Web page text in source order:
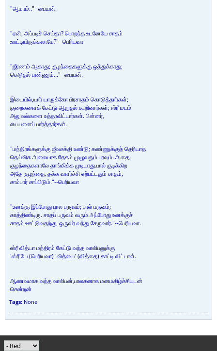
"ஆமாம்.."--பையன்.
"ஏன், அப்படிச் செய்தா? பொறந்த உடனேயே சாதம்
ஊட்டியிருக்கலாமே?"--பெரியவா
"ஜீரணம் ஆகாது; குழந்தைகளுக்கு ஒத்துக்காது;
கெடுதல் பண்ணும்..."--பையன்.
இடையில்,யார் யாருக்கோ பிரசாதம் கொடுத்தார்கள்;
குறைகளைக் கேட்டு ஆறுதல் கூறினார்கள்; ஸ்ரீ மடம்
அலுவல்களை உத்தரவிட்டார்கள். பின்னர்,
பையனைப் பார்த்தார்கள்.
"மந்திரங்களுக்கு ஜீவசக்தி உண்டு; கண்ணுக்குத் தெரியாத
தெய்விக அலையாக தேகம் முழுவதும் பரவும். அதை,
குழந்தைகளாலே தாங்கிக்க முடியாது.பால் குடிக்கிற
அதே குழந்தை, தக்க வளர்ச்சி ஏற்பட்டதும் சாதம்,
சாம்பார் சாப்பிடும்."--பெரியவா
"உனக்கு இப்போது பால பருவம்; பால் பருவம்;
காத்திண்டிரு. சாதப் பருவம் வரும்.அப்போது உனக்குச்
சாதம் ஊட்டுவதற்கு, ஒருவர் வந்து சேருவார்."--பெரியவா.
ஸ்ரீ வித்யா மந்திரம் கேட்டு வந்த வாலிபனுக்கு
'ஸ்ரீ'யே (பெரியவா) 'வித்யை' (வித்தை) காட்டி விட்டாள்.
ஆணவமாக வந்த வாலிபன்,பாலகனாக மனமகிழ்ச்சியுடன்
சென்றன்
Tags: None